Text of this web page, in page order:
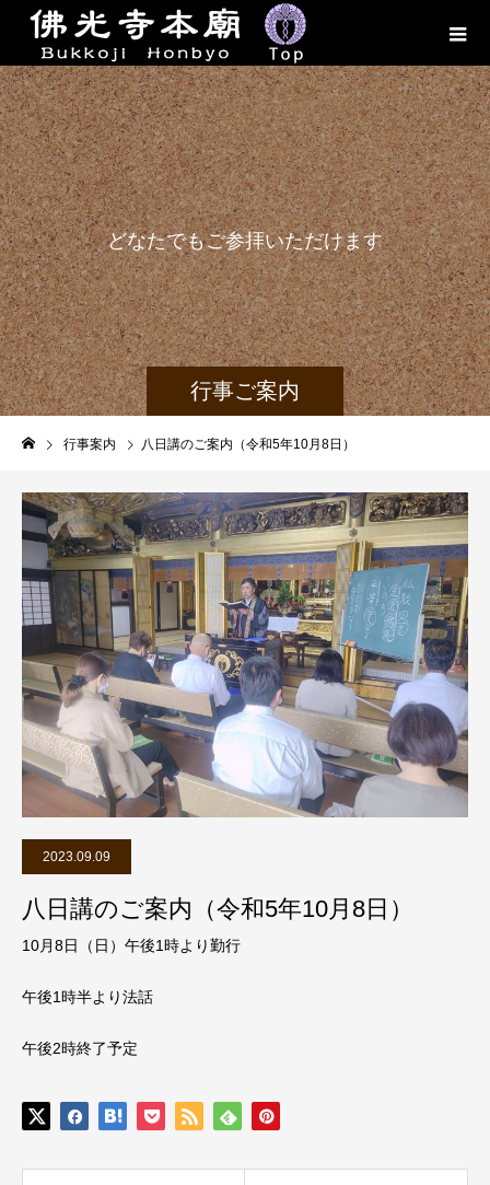
行事ご案内
どなたでもご参拝いただけます
行事案内 八日講のご案内（令和5年10月8日）
2023.09.09
八日講のご案内（令和5年10月8日）
10月8日（日）午後1時より勤行
午後1時半より法話
午後2時終了予定